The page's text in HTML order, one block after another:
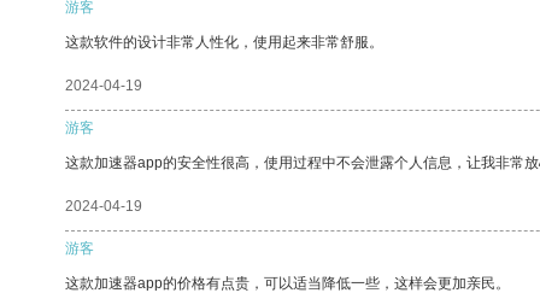
游客
这款软件的设计非常人性化，使用起来非常舒服。
2024-04-19
游客
这款加速器app的安全性很高，使用过程中不会泄露个人信息，让我非常
2024-04-19
游客
这款加速器app的价格有点贵，可以适当降低一些，这样会更加亲民。